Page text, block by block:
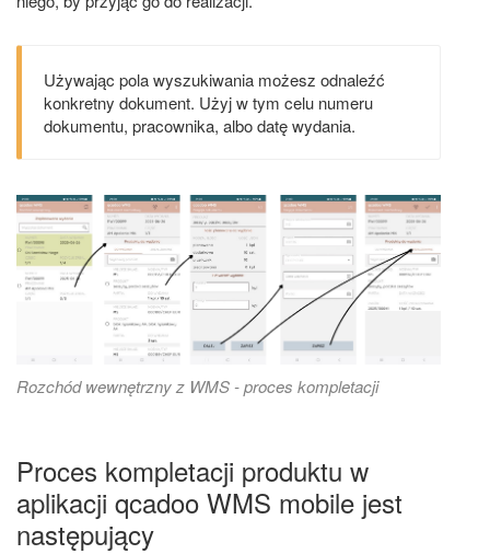
Używając pola wyszukiwania możesz odnaleźć
konkretny dokument. Użyj w tym celu numeru
dokumentu, pracownika, albo datę wydania.
Rozchód wewnętrzny z WMS - proces kompletacji
Proces kompletacji produktu w
aplikacji qcadoo WMS mobile jest
następujący